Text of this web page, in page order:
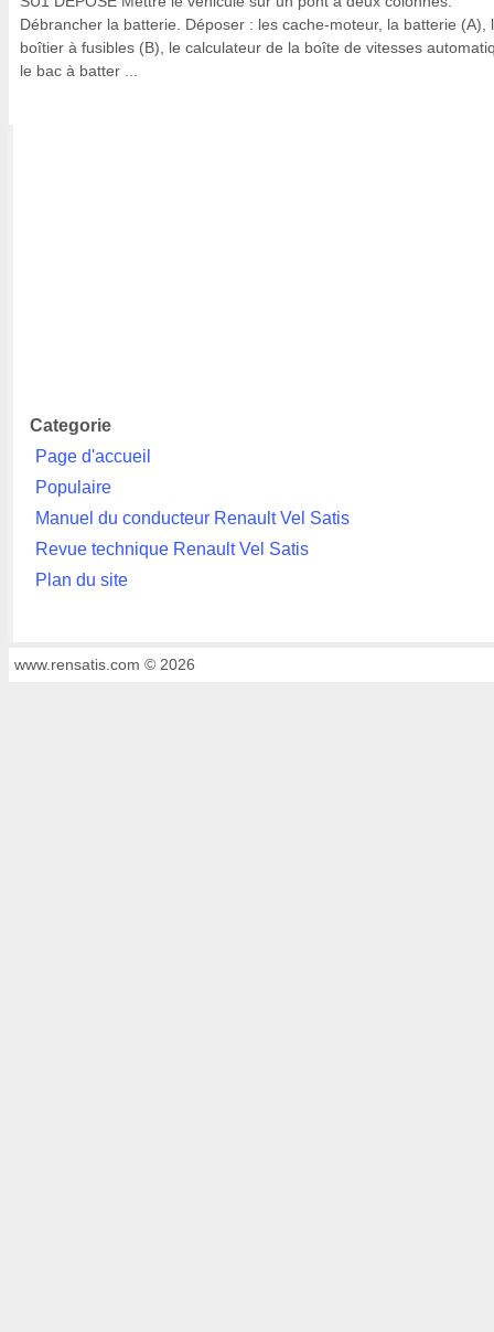
Débrancher la batterie. Déposer : les cache-moteur, la batterie (A),
boîtier à fusibles (B), le calculateur de la boîte de vitesses
le bac à batter ...
Categorie
Page d'accueil
Populaire
Manuel du conducteur Renault Vel Satis
Revue technique Renault Vel Satis
Plan du site
www.rensatis.com © 2026